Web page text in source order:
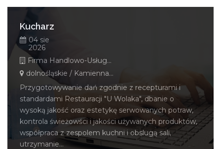
Kucharz
04 sie
2026
Firma Handlowo-Usługowa "U Wolaka" Jacek Wolak
dolnośląskie / Kamienna Góra
Przygotowywanie dań zgodnie z recepturami i
standardami Restauracji "U Wolaka", dbanie o
wysoką jakość oraz estetykę serwowanych potraw,
kontrola świeżowści i jakości używanych produktów,
współpraca z zespolem kuchni i obslugą sali,
utrzymanie...